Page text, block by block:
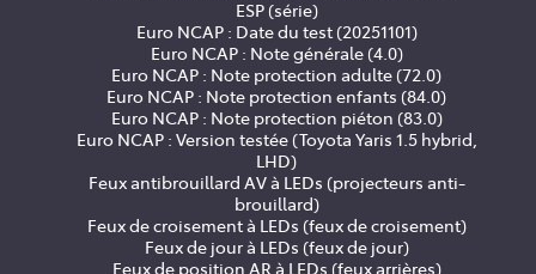
ESP (série)
Euro NCAP : Date du test (20251101)
Euro NCAP : Note générale (4.0)
Euro NCAP : Note protection adulte (72.0)
Euro NCAP : Note protection enfants (84.0)
Euro NCAP : Note protection piéton (83.0)
Euro NCAP : Version testée (Toyota Yaris 1.5 hybrid,
LHD)
Feux antibrouillard AV à LEDs (projecteurs anti-
brouillard)
Feux de croisement à LEDs (feux de croisement)
Feux de jour à LEDs (feux de jour)
Feux de position AR à LEDs (feux arrières)